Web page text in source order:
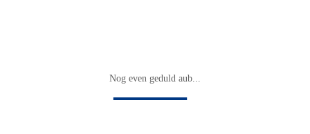
Nog even geduld aub...